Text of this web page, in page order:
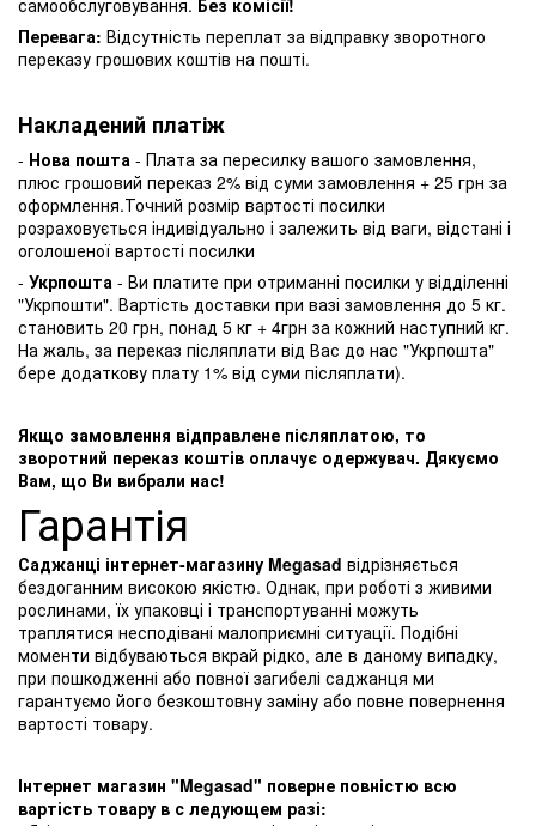
Перевага: Відсутність переплат за відправку зворотного
переказу грошових коштів на пошті.
Накладений платіж
- Нова пошта - Плата за пересилку вашого замовлення,
плюс грошовий переказ 2% від суми замовлення + 25 грн за
оформлення.Точний розмір вартості посилки
розраховується індивідуально і залежить від ваги, відстані і
оголошеної вартості посилки
- Укрпошта - Ви платите при отриманні посилки у відділенні
"Укрпошти". Вартість доставки при вазі замовлення до 5 кг.
становить 20 грн, понад 5 кг + 4грн за кожний наступний кг.
На жаль, за переказ післяплати від Вас до нас "Укрпошта"
бере додаткову плату 1% від суми післяплати).
Якщо замовлення відправлене післяплатою, то
зворотний переказ коштів оплачує одержувач. Дякуємо
Вам, що Ви вибрали нас!
Гарантія
Саджанці інтернет-магазину Megasad відрізняється
бездоганним високою якістю. Однак, при роботі з живими
рослинами, їх упаковці і транспортуванні можуть
траплятися несподівані малоприємні ситуації. Подібні
моменти відбуваються вкрай рідко, але в даному випадку,
при пошкодженні або повної загибелі саджанця ми
гарантуємо його безкоштовну заміну або повне повернення
вартості товару.
Інтернет магазин "Megasad" поверне повністю всю
вартість товару в с ледующем разі: